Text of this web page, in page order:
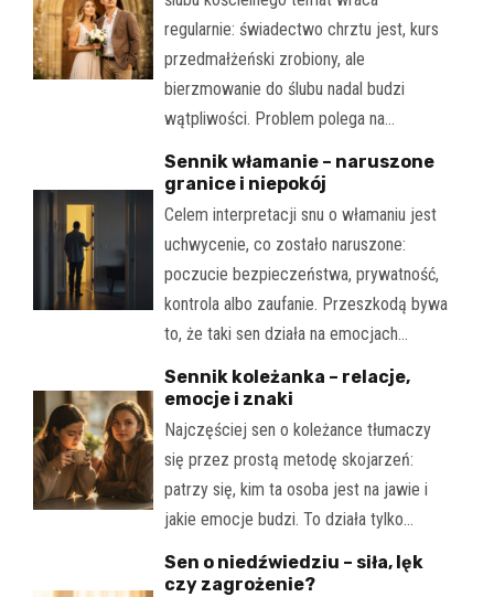
regularnie: świadectwo chrztu jest, kurs
przedmałżeński zrobiony, ale
bierzmowanie do ślubu nadal budzi
wątpliwości. Problem polega na…
Sennik włamanie – naruszone
granice i niepokój
Celem interpretacji snu o włamaniu jest
uchwycenie, co zostało naruszone:
poczucie bezpieczeństwa, prywatność,
kontrola albo zaufanie. Przeszkodą bywa
to, że taki sen działa na emocjach…
Sennik koleżanka – relacje,
emocje i znaki
Najczęściej sen o koleżance tłumaczy
się przez prostą metodę skojarzeń:
patrzy się, kim ta osoba jest na jawie i
jakie emocje budzi. To działa tylko…
Sen o niedźwiedziu – siła, lęk
czy zagrożenie?